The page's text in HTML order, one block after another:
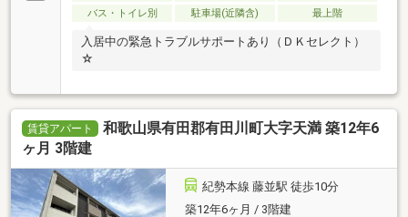
バス・トイレ別
駐車場(近隣含) 最上階
入居中の緊急トラブルサポートあり（ＤＫセレクト）
☆
賃貸アパート
和歌山県有田郡有田川町大字天満 築12年6
ヶ月 3階建
紀勢本線 藤並駅 徒歩10分
築12年6ヶ月 / 3階建